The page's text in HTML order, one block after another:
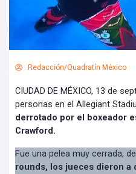
Redacción/Quadratín México
CIUDAD DE MÉXICO, 13 de
personas en el Allegiant
derrotado por el boxeador
Crawford.
Fue una pelea muy cerrada,
rounds, los jueces dieron a